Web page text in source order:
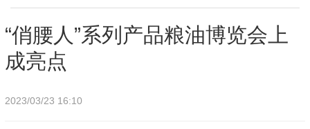
会上成亮点
“俏腰人”系列产品粮油博览会上
成亮点
2023/03/23 16:10